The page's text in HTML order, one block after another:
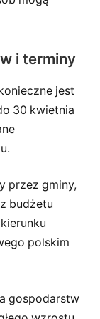
i terminy
jest
30 kwietnia
przez gminy,
budżetu
polskim
gospodarstw